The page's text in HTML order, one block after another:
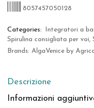
8057457050128
Categories: Integratori a
Spirulina consigliata per voi,
Brands: AlgaVenice by
Descrizione
Informazioni